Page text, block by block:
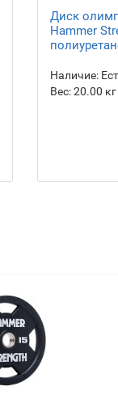
Диск
Hammer
Наличие:
Вес:20.00 кг